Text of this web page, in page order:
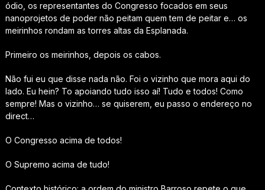
ódio, os representantes do Congresso focados em seus
nanoprojetos de poder não peitam quem tem de peitar e… os
meirinhos rondam as torres altas da Esplanada.
Primeiro os meirinhos, depois os cabos.
Não fui eu que disse nada não. Foi o vizinho que mora aqui do
lado. Eu hein? To apoiando tudo isso aí! Tudo e todos! Como
sempre! Mas o vizinho… se quiserem, eu passo o endereço no
direct…
O Congresso acima de todos!
O Supremo acima de tudo!